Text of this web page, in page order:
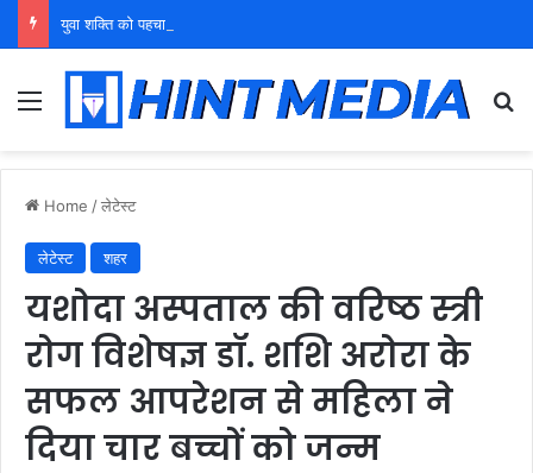
युवा शक्ति को पहचाने बूढ़ा नेतृत्व
Menu
Home /लेटेस्ट
लेटेस्ट शहर
यशोदा अस्पताल की वरिष्ठ स्त्री
रोग विशेषज्ञ डॉ. शशि अरोरा के
सफल आपरेशन से महिला ने
दिया चार बच्चों को जन्म